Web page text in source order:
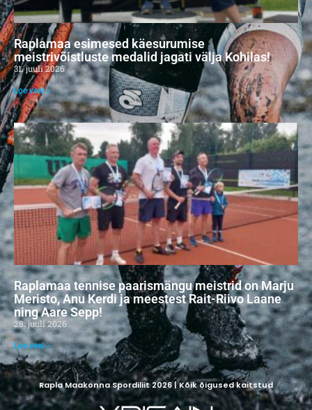
Raplamaa esimesed käesurumise
meistrivõistluste medalid jagati välja Kohilas!
31. juuli 2026
Loe veel »
Raplamaa tennise paarismängu meistrid on Marju
Meristo, Anu Kerdi ja meestest Rait-Riivo Laane
ning Aare Sepp!
28. juuli 2026
Loe veel »
Rapla Maakonna Spordiliit 2026 | Kõik õigused kaitstud